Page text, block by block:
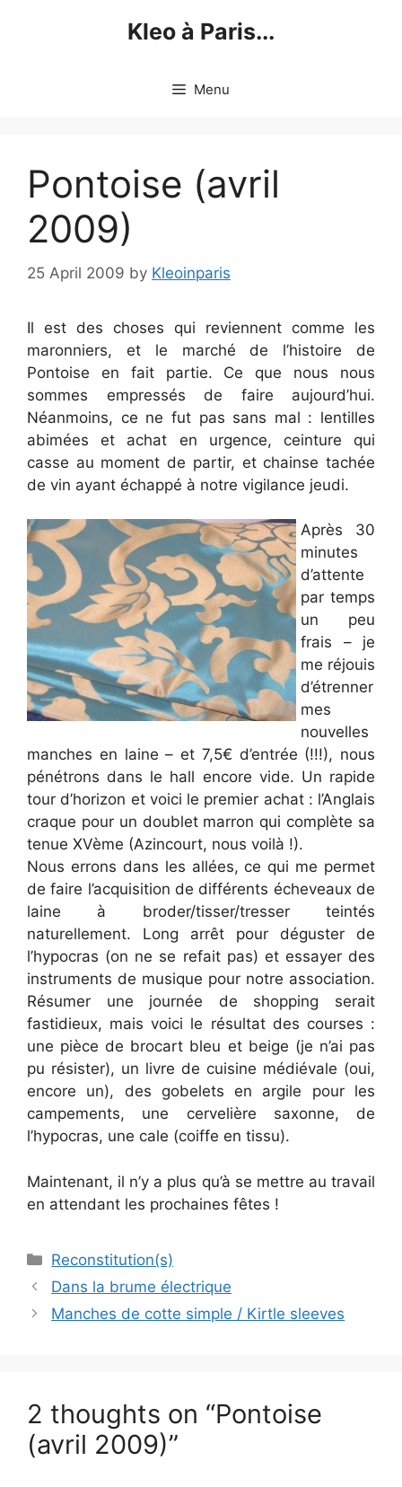
Kleo à Paris...
Menu
Pontoise (avril
2009)
25 April 2009 by Kleoinparis
Il est des choses qui reviennent comme les
maronniers, et le marché de l’histoire de
Pontoise en fait partie. Ce que nous nous
sommes empressés de faire aujourd’hui.
Néanmoins, ce ne fut pas sans mal : lentilles
abimées et achat en urgence, ceinture qui
casse au moment de partir, et chainse tachée
de vin ayant échappé à notre vigilance jeudi.
Après 30
minutes
d’attente
par temps
un peu
frais – je
me réjouis
d’étrenner
mes
nouvelles
manches en laine – et 7,5€ d’entrée (!!!), nous
pénétrons dans le hall encore vide. Un rapide
tour d’horizon et voici le premier achat : l’Anglais
craque pour un doublet marron qui complète sa
tenue XVème (Azincourt, nous voilà !).
Nous errons dans les allées, ce qui me permet
de faire l’acquisition de différents écheveaux de
laine à broder/tisser/tresser teintés
naturellement. Long arrêt pour déguster de
l’hypocras (on ne se refait pas) et essayer des
instruments de musique pour notre association.
Résumer une journée de shopping serait
fastidieux, mais voici le résultat des courses :
une pièce de brocart bleu et beige (je n’ai pas
pu résister), un livre de cuisine médiévale (oui,
encore un), des gobelets en argile pour les
campements, une cervelière saxonne, de
l’hypocras, une cale (coiffe en tissu).
Maintenant, il n’y a plus qu’à se mettre au travail
en attendant les prochaines fêtes !
Categories
Reconstitution(s)
Dans la brume électrique
Manches de cotte simple / Kirtle sleeves
2 thoughts on “Pontoise
(avril 2009)”